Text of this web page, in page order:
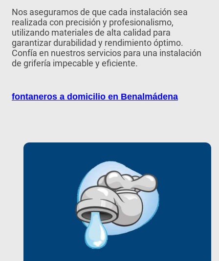
Nos aseguramos de que cada instalación sea
realizada con precisión y profesionalismo,
utilizando materiales de alta calidad para
garantizar durabilidad y rendimiento óptimo.
Confía en nuestros servicios para una instalación
de grifería impecable y eficiente.
fontaneros a domicilio en Benalmádena